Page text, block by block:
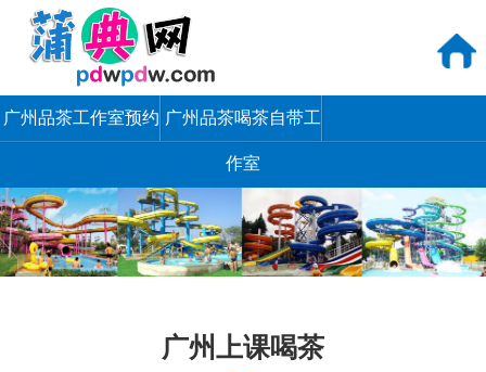
广州品茶工作室预约 广州品茶喝茶自带工
作室
广州上课喝茶